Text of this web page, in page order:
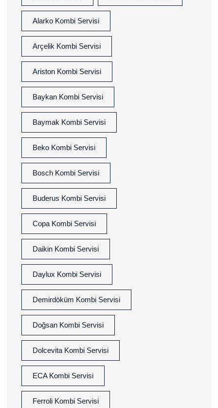
Alarko Kombi Servisi
Arçelik Kombi Servisi
Ariston Kombi Servisi
Baykan Kombi Servisi
Baymak Kombi Servisi
Beko Kombi Servisi
Bosch Kombi Servisi
Buderus Kombi Servisi
Copa Kombi Servisi
Daikin Kombi Servisi
Daylux Kombi Servisi
Demirdöküm Kombi Servisi
Doğsan Kombi Servisi
Dolcevita Kombi Servisi
ECA Kombi Servisi
Ferroli Kombi Servisi